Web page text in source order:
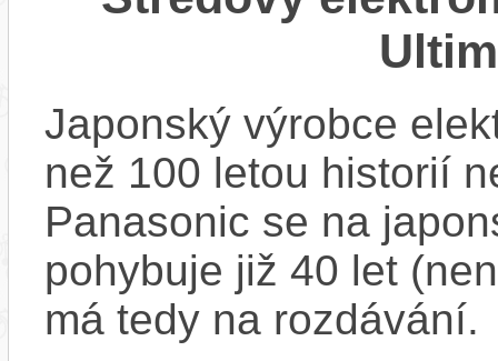
Japonský výrobce
než 100 letou historií
Panasonic se na
pohybuje již 40 let
má tedy na rozdávání.